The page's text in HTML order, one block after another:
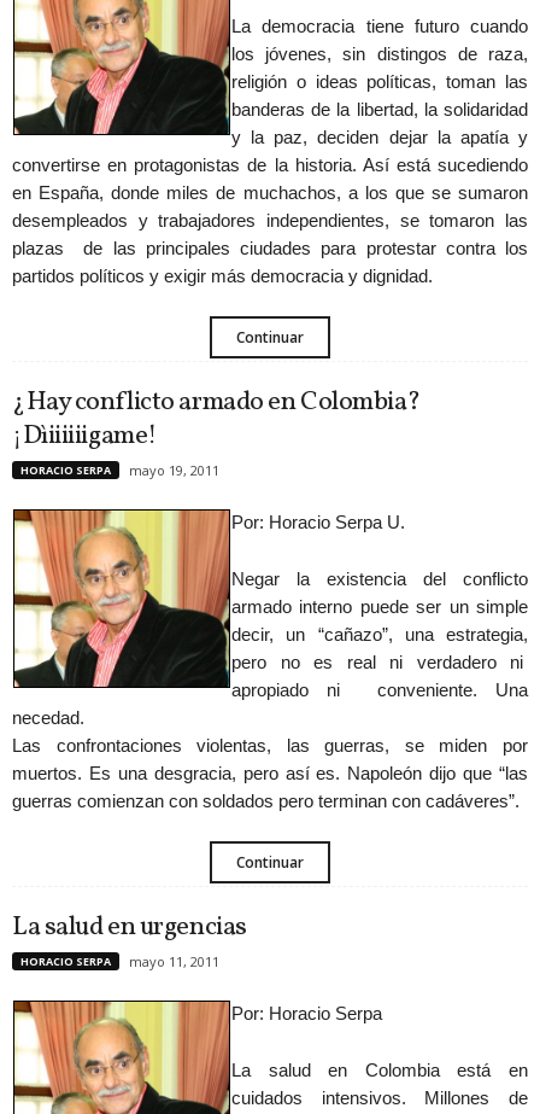
La democracia tiene futuro cuando
los jóvenes, sin distingos de raza,
religión o ideas políticas, toman las
banderas de la libertad, la solidaridad
y la paz, deciden dejar la apatía y
convertirse en protagonistas de la historia. Así está sucediendo
en España, donde miles de muchachos, a los que se sumaron
desempleados y trabajadores independientes, se tomaron las
plazas de las principales ciudades para protestar contra los
partidos políticos y exigir más democracia y dignidad.
Continuar
¿Hay conflicto armado en Colombia?
¡Dìiiiiiigame!
HORACIO SERPA mayo 19, 2011
Por: Horacio Serpa U.
Negar la existencia del conflicto
armado interno puede ser un simple
decir, un “cañazo”, una estrategia,
pero no es real ni verdadero ni
apropiado ni conveniente. Una
necedad.
Las confrontaciones violentas, las guerras, se miden por
muertos. Es una desgracia, pero así es. Napoleón dijo que “las
guerras comienzan con soldados pero terminan con cadáveres”.
Continuar
La salud en urgencias
HORACIO SERPA mayo 11, 2011
Por: Horacio Serpa
La salud en Colombia está en
cuidados intensivos. Millones de